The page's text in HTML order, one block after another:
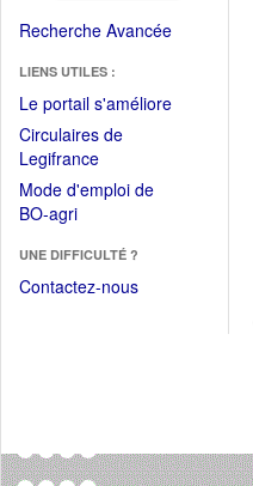
Recherche Avancée
LIENS UTILES :
Le portail s'améliore(Fichier
Circulaires de
Legifrance(Ouvrir
dans
une
fenêtre)
Mode d'emploi de
BO-agri(Ouvrir
une
nouvelle
UNE DIFFICULTÉ ?
Contactez-nous